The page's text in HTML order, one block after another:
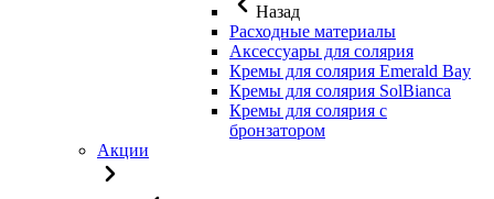
Назад
Расходные материалы
Аксессуары для солярия
Кремы для солярия Emerald Bay
Кремы для солярия SolBianca
Кремы для солярия с
бронзатором
Акции